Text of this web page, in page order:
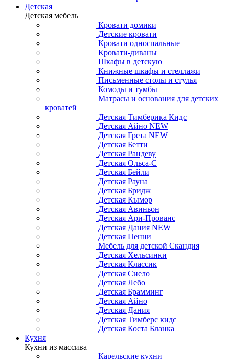
Детская
Детская мебель
Кровати домики
Детские кровати
Кровати односпальные
Кровати-диваны
Шкафы в детскую
Книжные шкафы и стеллажи
Письменные столы и стулья
Комоды и тумбы
Матрасы и основания для детских
кроватей
Детская Тимберика Кидс
Детская Айно NEW
Детская Грета NEW
Детская Бетти
Детская Рандеву
Детская Ольса-С
Детская Бейли
Детская Рауна
Детская Бридж
Детская Кымор
Детская Авиньон
Детская Ари-Прованс
Детская Дания NEW
Детская Пенни
Мебель для детской Скандия
Детская Хельсинки
Детская Классик
Детская Сиело
Детская Лебо
Детская Брамминг
Детская Айно
Детская Дания
Детская Тимберс кидс
Детская Коста Бланка
Кухня
Кухни из массива
Карельские кухни